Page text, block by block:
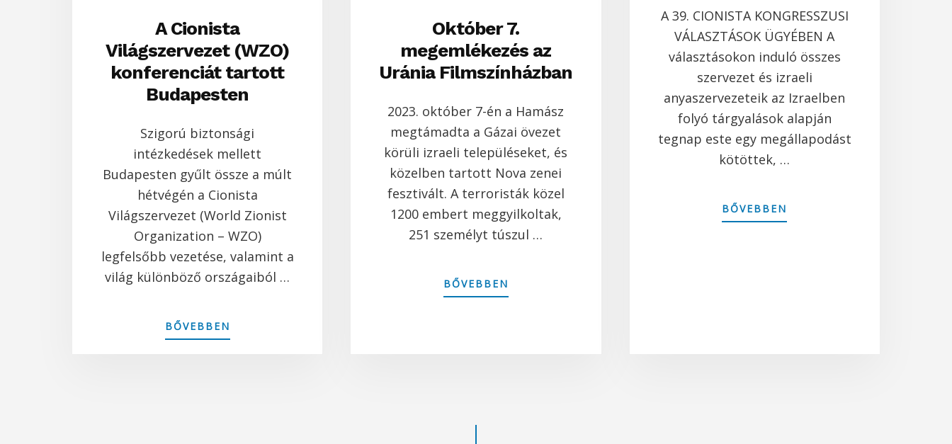
A Cionista
Világszervezet (WZO)
konferenciát tartott
Budapesten
Szigorú biztonsági
intézkedések mellett
Budapesten gyűlt össze a múlt
hétvégén a Cionista
Világszervezet (World Zionist
Organization – WZO)
legfelsőbb vezetése, valamint a
világ különböző országaiból …
BŐVEBBEN
A
Október 7.
megemlékezés az
Uránia Filmszínházban
2023. október 7-én a Hamász
megtámadta a Gázai övezet
körüli izraeli településeket, és
közelben tartott Nova zenei
fesztivált. A terroristák közel
1200 embert meggyilkoltak,
251 személyt túszul …
BŐVEBBEN
OKTÓBER
A 39. CIONISTA KONGRESSZUSI
VÁLASZTÁSOK ÜGYÉBEN A
választásokon induló összes
szervezet és izraeli
anyaszervezeteik az Izraelben
folyó tárgyalások alapján
tegnap este egy megállapodást
kötöttek, …
BŐVEBBEN
A